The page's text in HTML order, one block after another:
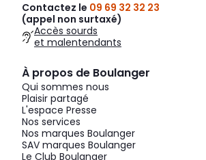
Contactez le 09 69 32 32 23
(appel non surtaxé)
Accès sourds
et malentendants
À propos de Boulanger
Qui sommes nous
Plaisir partagé
L'espace Presse
Nos services
Nos marques Boulanger
SAV marques Boulanger
Le Club Boulanger